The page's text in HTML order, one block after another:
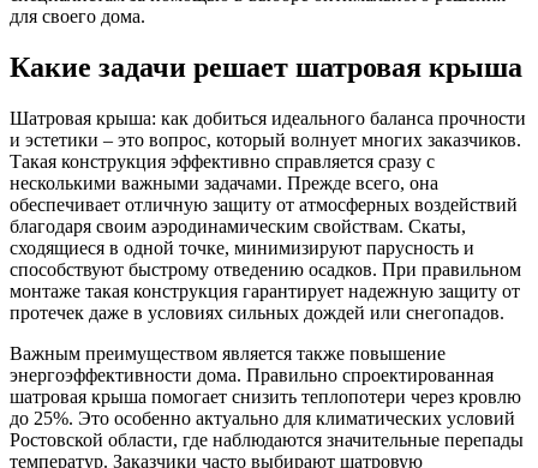
для своего дома.
Какие задачи решает шатровая крыша
Шатровая крыша: как добиться идеального баланса прочности
и эстетики – это вопрос, который волнует многих заказчиков.
Такая конструкция эффективно справляется сразу с
несколькими важными задачами. Прежде всего, она
обеспечивает отличную защиту от атмосферных воздействий
благодаря своим аэродинамическим свойствам. Скаты,
сходящиеся в одной точке, минимизируют парусность и
способствуют быстрому отведению осадков. При правильном
монтаже такая конструкция гарантирует надежную защиту от
протечек даже в условиях сильных дождей или снегопадов.
Важным преимуществом является также повышение
энергоэффективности дома. Правильно спроектированная
шатровая крыша помогает снизить теплопотери через кровлю
до 25%. Это особенно актуально для климатических условий
Ростовской области, где наблюдаются значительные перепады
температур. Заказчики часто выбирают шатровую